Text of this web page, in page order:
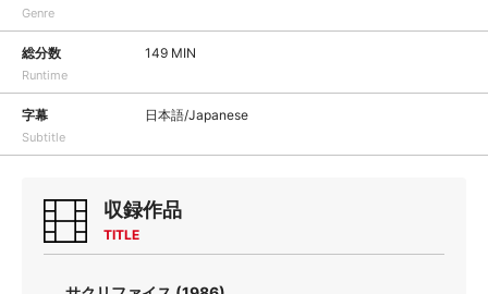
Genre
総分数
Runtime
149 MIN
字幕
Subtitle
日本語/Japanese
収録作品
TITLE